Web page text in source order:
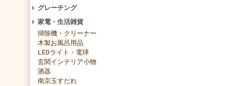
グレーチング
家電・生活雑貨
掃除機・クリーナー
木製お風呂用品
LEDライト・電球
玄関インテリア小物
酒器
南京玉すだれ